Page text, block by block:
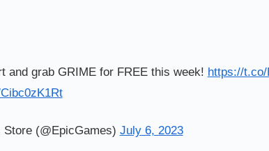
and grab GRIME for FREE this week! https://
(@EpicGames) July 6, 2023